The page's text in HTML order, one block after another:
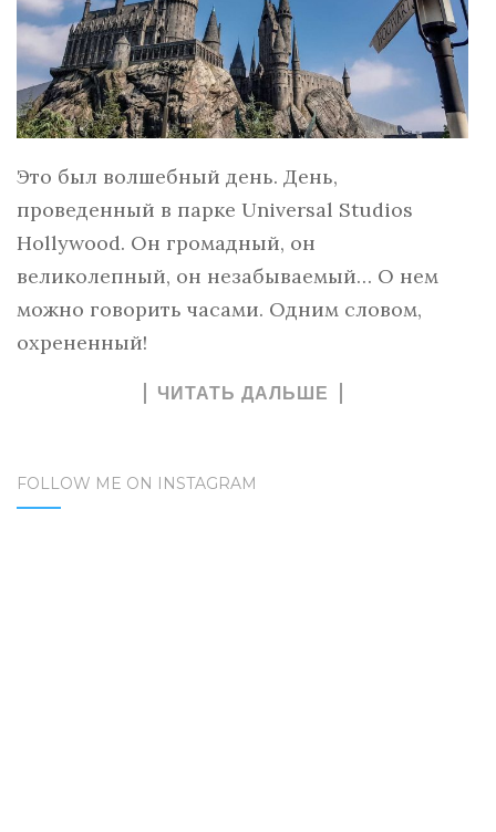
Это был волшебный день. День,
проведенный в парке Universal Studios
Hollywood. Он громадный, он
великолепный, он незабываемый… О нем
можно говорить часами. Одним словом,
охрененный!
ЧИТАТЬ ДАЛЬШЕ
FOLLOW ME ON INSTAGRAM